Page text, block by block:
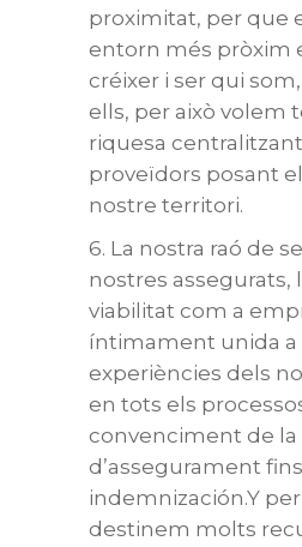
proximitat, per que
entorn més pròxim
créixer i ser qui
ells, per això volem
riquesa
proveïdors posant
nostre territori.
6. La nostra raó de
nostres assegurats,
viabilitat com a
íntimament unida a
experiències dels
en tots els
convenciment de la
d’assegurament
indemnización.Y per
destinem molts